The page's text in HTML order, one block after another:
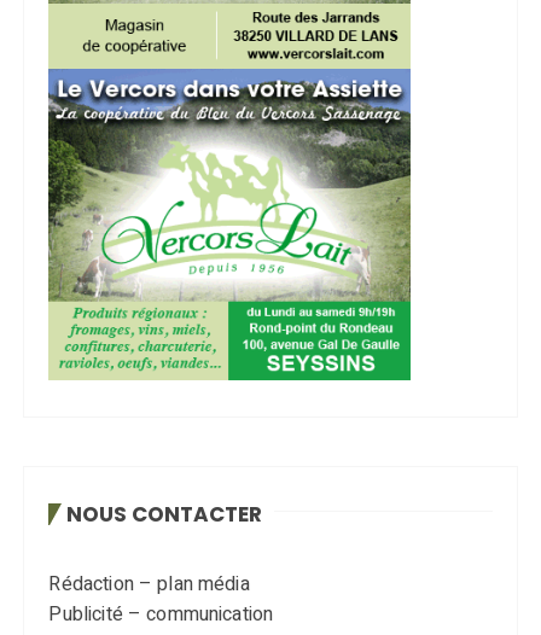
NOUS CONTACTER
Rédaction – plan média
Publicité – communication